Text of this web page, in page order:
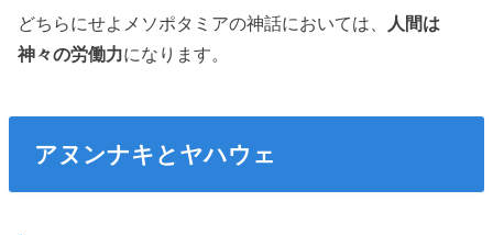
どちらにせよメソポタミアの神話においては、
人間は
神々の労働力になります。
アヌンナキとヤハウェ